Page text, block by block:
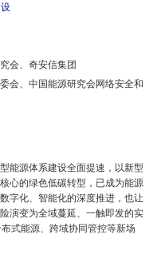
会、奇安信集团
会、中国能源研究会网络安全和
能源体系建设全面提速，以新型
心的绿色低碳转型，已成为能源
字化、智能化的深度推进，也让
演变为全域蔓延、一触即发的实
式能源、跨域协同管控等新场